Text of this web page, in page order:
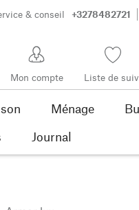
& conseil +3278482721
Mon compte Liste de
Ménage
Journal